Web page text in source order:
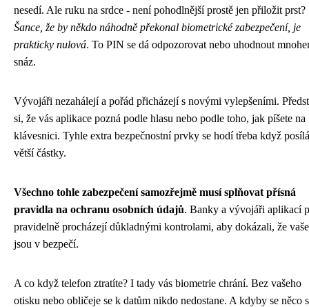
nesedí. Ale ruku na srdce - není pohodlnější prostě jen přiložit prst?
Šance, že by někdo náhodně překonal biometrické zabezpečení, je
prakticky nulová. To PIN se dá odpozorovat nebo uhodnout
snáz.
Vývojáři nezahálejí a pořád přicházejí s novými vylepšeními.
si, že vás aplikace pozná podle hlasu nebo podle toho, jak píšete na
klávesnici. Tyhle extra bezpečnostní prvky se hodí třeba když
větší částky.
Všechno tohle zabezpečení samozřejmě musí splňovat přísná
pravidla na ochranu osobních údajů. Banky a vývojáři aplikací
pravidelně procházejí důkladnými kontrolami, aby dokázali, že
jsou v bezpečí.
A co když telefon ztratíte? I tady vás biometrie chrání. Bez vašeho
otisku nebo obličeje se k datům nikdo nedostane. A kdyby se něco